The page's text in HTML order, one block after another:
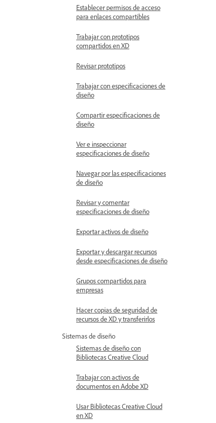
Establecer permisos de acceso
para enlaces compartibles
Trabajar con prototipos
compartidos en XD
Revisar prototipos
Trabajar con especificaciones de
diseño
Compartir especificaciones de
diseño
Ver e inspeccionar
especificaciones de diseño
Navegar por las especificaciones
de diseño
Revisar y comentar
especificaciones de diseño
Exportar activos de diseño
Exportar y descargar recursos
desde especificaciones de diseño
Grupos compartidos para
empresas
Hacer copias de seguridad de
recursos de XD y transferirlos
Sistemas de diseño
Sistemas de diseño con
Bibliotecas Creative Cloud
Trabajar con activos de
documentos en Adobe XD
Usar Bibliotecas Creative Cloud
en XD